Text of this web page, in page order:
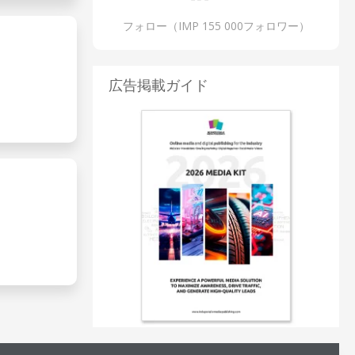
フォロー（IMP 155 000フォロワー）
広告掲載ガイド